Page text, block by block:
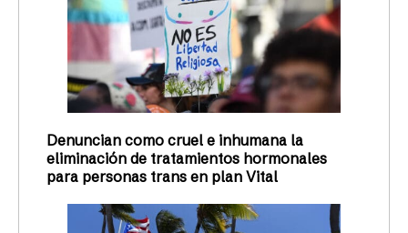
Denuncian como cruel e inhumana la
eliminación de tratamientos hormonales
para personas trans en plan Vital